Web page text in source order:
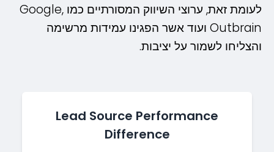
לעומת זאת, ערוצי השיווק המסורתיים כמו Google,
Outbrain ועוד אשר הפגינו עמידות מרשימה
והצליחו לשמור על יציבות.
Lead Source Performance
Difference